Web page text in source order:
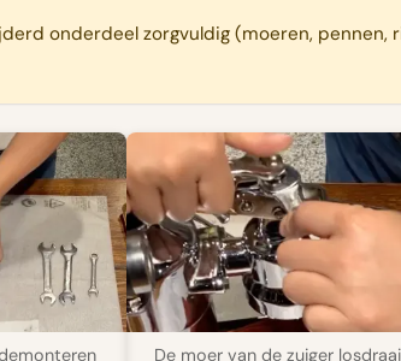
onderdeel zorgvuldig (moeren,
De moer van de zuiger